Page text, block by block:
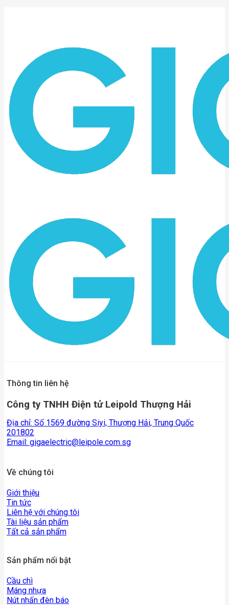
Thông tin liên hệ
Công ty TNHH Điện tử Leipold Thượng Hải
Địa chỉ: Số 1569 đường Siyi, Thượng Hải, Trung Quốc
201802
Email: gigaelectric@leipole.com.sg
Về chúng tôi
Giới thiệu
Tin tức
Liên hệ với chúng tôi
Tài liệu sản phẩm
Tất cả sản phẩm
Sản phẩm nổi bật
Cầu chì
Máng nhựa
Nút nhấn đèn báo